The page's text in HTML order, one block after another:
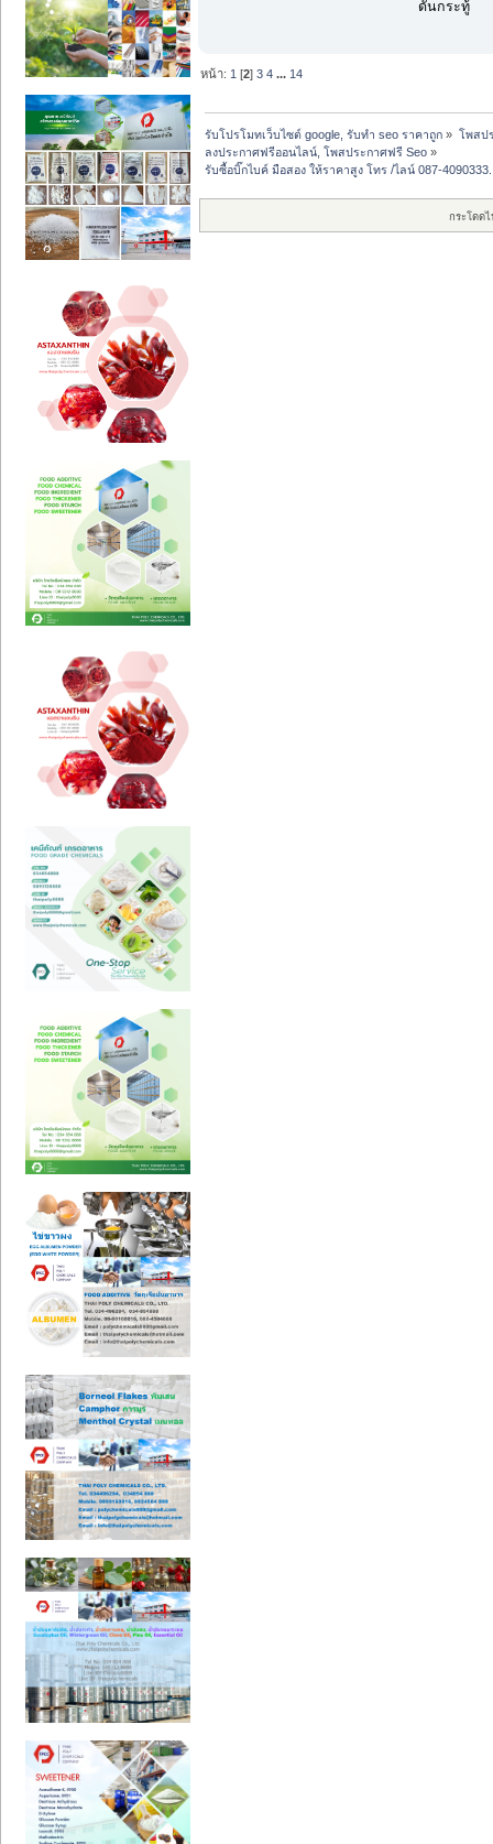
ดันกระทู้
หน้า: 1 [2]3 4 ... 14
รับโปรโมทเว็บไซต์ google, รับทำ seo ราคาถูก » โพสป
ลงประกาศฟรีออนไลน์, โพสประกาศฟรี Seo »
รับซื้อบิ๊กไบค์ มือสอง ให้ราคาสูง โทร /ไลน์ 087-
กระโดด